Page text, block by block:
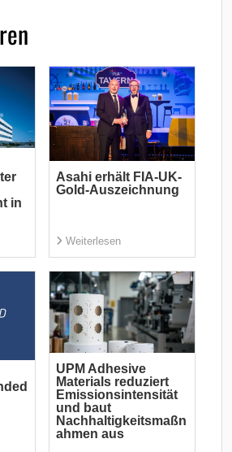
in
Asahi erhält FIA-UK-
Gold-Auszeichnung
Weiterlesen
UPM Adhesive
Materials reduziert
Emissionsintensität
und baut
Nachhaltigkeitsmaßn
ahmen aus